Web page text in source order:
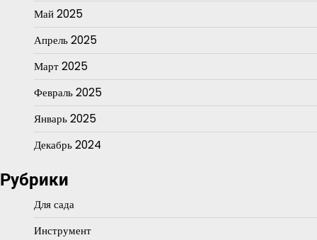
Май 2025
Апрель 2025
Март 2025
Февраль 2025
Январь 2025
Декабрь 2024
Рубрики
Для сада
Инструмент